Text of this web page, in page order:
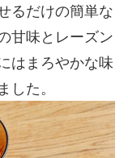
るだけの簡単な
甘味とレーズン
はまろやかな味
た。